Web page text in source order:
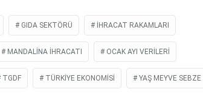
GIDA SEKTÖRÜ IHRACAT RAKAMLARI
MANDALINA IHRACATI OCAK AYI VERILERI
TGDF TÜRKIYE EKONOMISI YAŞ MEYVE SEBZE